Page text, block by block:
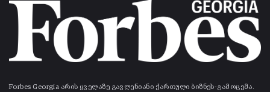
Forbes Georgia არის ყველაზე გავლენიანი ქართული ბიზნეს-გამოცემა.